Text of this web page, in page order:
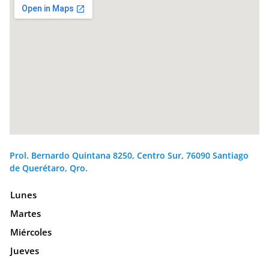
Prol. Bernardo Quintana 8250, Centro Sur, 76090 Santiago
de Querétaro, Qro.
Lunes
Martes
Miércoles
Jueves